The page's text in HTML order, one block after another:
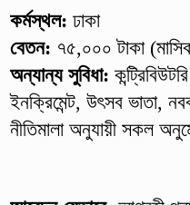
কর্মস্থল: ঢাকা
বেতন: ৭৫,০০০ টাকা
অন্যান্য সুবিধা:
ইনক্রিমেন্ট, উৎসব ভাতা,
নীতিমালা অনুযায়ী সকল